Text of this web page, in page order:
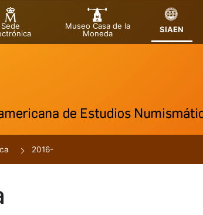
Sede
Museo Casa de la
Moneda
SIAEN
2016-